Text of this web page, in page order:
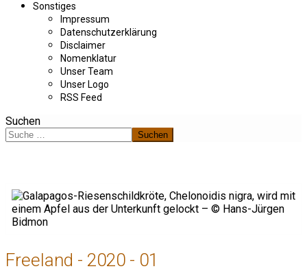
Sonstiges
Impressum
Datenschutzerklärung
Disclaimer
Nomenklatur
Unser Team
Unser Logo
RSS Feed
Suchen
Suchen
Freeland - 2020 - 01